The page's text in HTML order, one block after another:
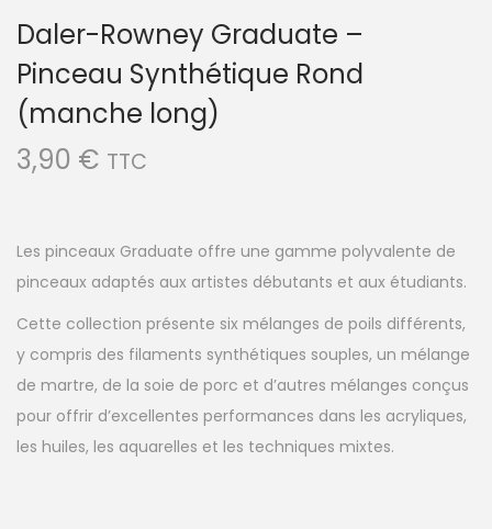
Daler-Rowney Graduate –
Pinceau Synthétique Rond
(manche long)
3,90 € TTC
Les pinceaux Graduate offre une gamme polyvalente de
pinceaux adaptés aux artistes débutants et aux étudiants.
Cette collection présente six mélanges de poils différents,
y compris des filaments synthétiques souples, un mélange
de martre, de la soie de porc et d’autres mélanges conçus
pour offrir d’excellentes performances dans les acryliques,
les huiles, les aquarelles et les techniques mixtes.